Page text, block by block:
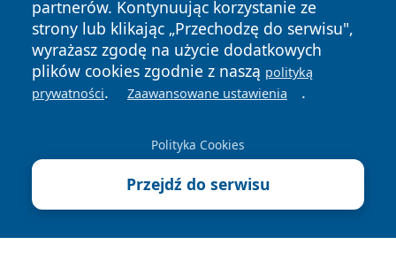
partnerów. Kontynuując korzystanie ze
strony lub klikając „Przechodzę do serwisu",
wyrażasz zgodę na użycie dodatkowych
plików cookies zgodnie z naszą polityką
prywatności. Zaawansowane ustawienia .
Polityka Cookies
Przejdź do serwisu
zastrzeżone.
News Autorzy
Polityka
Prywatności
Polityka
Cookies